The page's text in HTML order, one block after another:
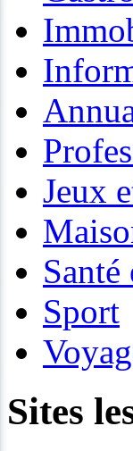
Jeux
Santé
Sport
Sites